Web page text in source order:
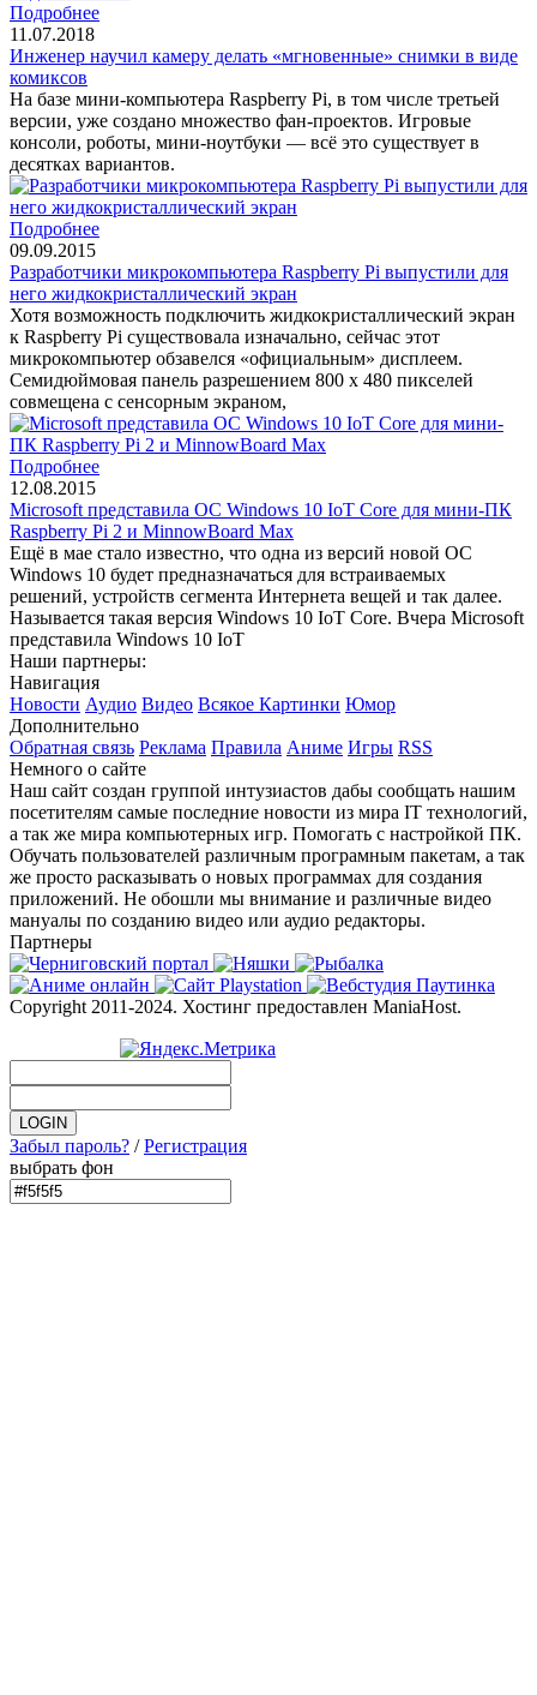
Подробнее
11.07.2018
Инженер научил камеру делать «мгновенные» снимки в виде
комиксов
На базе мини-компьютера Raspberry Pi, в том числе третьей
версии, уже создано множество фан-проектов. Игровые
консоли, роботы, мини-ноутбуки — всё это существует в
десятках вариантов.
Подробнее
09.09.2015
Разработчики микрокомпьютера Raspberry Pi выпустили для
него жидкокристаллический экран
Хотя возможность подключить жидкокристаллический экран
к Raspberry Pi существовала изначально, сейчас этот
микрокомпьютер обзавелся «официальным» дисплеем.
Семидюймовая панель разрешением 800 x 480 пикселей
совмещена с сенсорным экраном,
Подробнее
12.08.2015
Microsoft представила ОС Windows 10 IoT Core для мини-ПК
Raspberry Pi 2 и MinnowBoard Max
Ещё в мае стало известно, что одна из версий новой ОС
Windows 10 будет предназначаться для встраиваемых
решений, устройств сегмента Интернета вещей и так далее.
Называется такая версия Windows 10 IoT Core. Вчера Microsoft
представила Windows 10 IoT
Наши партнеры:
Навигация
Новости Аудио Видео Всякое Картинки Юмор
Дополнительно
Обратная связь Реклама Правила Аниме Игры RSS
Немного о сайте
Наш сайт создан группой интузиастов дабы сообщать нашим
посетителям самые последние новости из мира IT технологий,
а так же мира компьютерных игр. Помогать с настройкой ПК.
Обучать пользователей различным програмным пакетам, а так
же просто расказывать о новых программах для создания
приложений. Не обошли мы внимание и различные видео
мануалы по созданию видео или аудио редакторы.
Партнеры
Copyright 2011-2024. Хостинг предоставлен ManiaHost.
Забыл пароль? /Регистрация
выбрать фон